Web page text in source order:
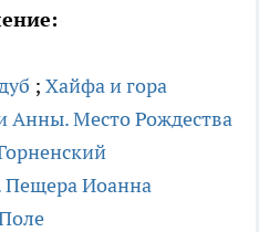
; Хайфа и гора
Анны. Место Рождества
Пещера Иоанна